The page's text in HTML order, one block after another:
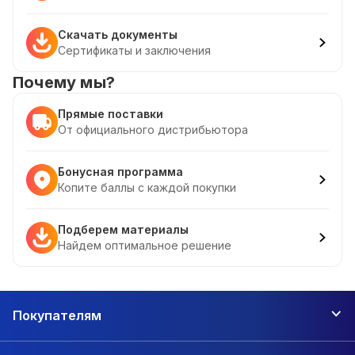
Скачать документы
Сертификаты и заключения
Почему мы?
Прямые поставки
От официального дистрибьютора
Бонусная программа
Копите баллы с каждой покупки
Подберем материалы
Найдем оптимальное решение
Покупателям